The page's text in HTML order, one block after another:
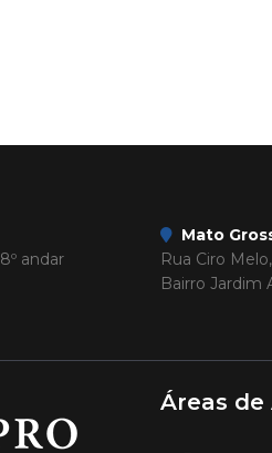
andar
Mato
Rua Ciro
Bairro Jardim
Áreas